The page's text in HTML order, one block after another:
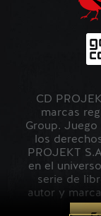
CD
marcas
Group. Juego
los
PROJEKT
en el
serie de
autor y